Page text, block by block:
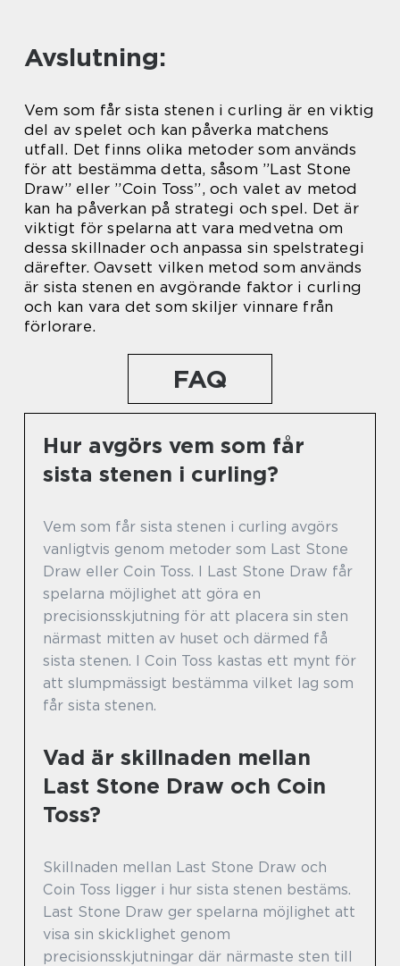
Avslutning:
Vem som får sista stenen i curling är en viktig
del av spelet och kan påverka matchens
utfall. Det finns olika metoder som används
för att bestämma detta, såsom ”Last Stone
Draw” eller ”Coin Toss”, och valet av metod
kan ha påverkan på strategi och spel. Det är
viktigt för spelarna att vara medvetna om
dessa skillnader och anpassa sin spelstrategi
därefter. Oavsett vilken metod som används
är sista stenen en avgörande faktor i curling
och kan vara det som skiljer vinnare från
förlorare.
FAQ
Hur avgörs vem som får
sista stenen i curling?
Vem som får sista stenen i curling avgörs
vanligtvis genom metoder som Last Stone
Draw eller Coin Toss. I Last Stone Draw får
spelarna möjlighet att göra en
precisionsskjutning för att placera sin sten
närmast mitten av huset och därmed få
sista stenen. I Coin Toss kastas ett mynt för
att slumpmässigt bestämma vilket lag som
får sista stenen.
Vad är skillnaden mellan
Last Stone Draw och Coin
Toss?
Skillnaden mellan Last Stone Draw och
Coin Toss ligger i hur sista stenen bestäms.
Last Stone Draw ger spelarna möjlighet att
visa sin skicklighet genom
precisionsskjutningar där närmaste sten till